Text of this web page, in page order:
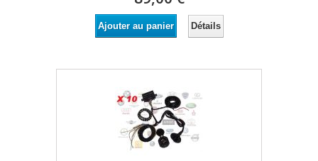
Ajouter au panier Détails